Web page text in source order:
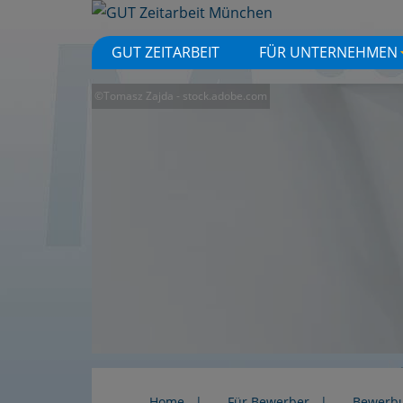
GUT ZEITARBEIT FÜR UNTERNEHMEN
©Tomasz Zajda - stock.adobe.com